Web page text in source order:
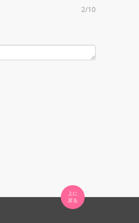
2/10
上に